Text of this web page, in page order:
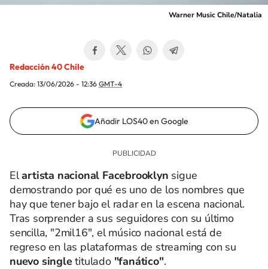
Warner Music Chile/Natalia
Redacción 40 Chile
Creada: 13/06/2026 - 12:36 GMT-4
Añadir LOS40 en Google
Elartista nacional Facebrooklyn sigue
demostrando por qué es uno de los nombres que
hay que tener bajo el radar en la escena nacional.
Tras sorprender a sus seguidores con su último
sencilla, "2mil16", el músico nacional está de
regreso en las plataformas de streaming con su
nuevo singletitulado "fanático".